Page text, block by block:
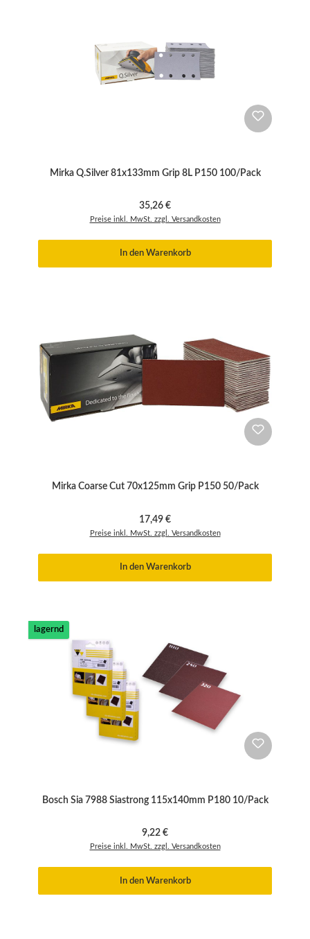
Mirka Q.Silver 81x133mm Grip 8L P150 100/Pack
Regulärer Preis:
35,26 €
Preise inkl. MwSt. zzgl. Versandkosten
In den Warenkorb
Mirka Coarse Cut 70x125mm Grip P150 50/Pack
Regulärer Preis:
17,49 €
Preise inkl. MwSt. zzgl. Versandkosten
In den Warenkorb
lagernd
Bosch Sia 7988 Siastrong 115x140mm P180 10/Pack
Regulärer Preis:
9,22 €
Preise inkl. MwSt. zzgl. Versandkosten
In den Warenkorb